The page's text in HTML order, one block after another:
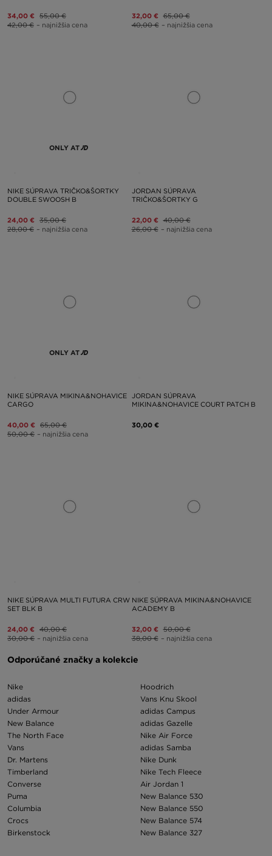
34,00 € 55,00 €
42,00 € – najnižšia cena
32,00 € 65,00 €
40,00 € – najnižšia cena
ONLY AT
NIKE SÚPRAVA TRIČKO&ŠORTKY
DOUBLE SWOOSH B
24,00 € 35,00 €
28,00 € – najnižšia cena
JORDAN SÚPRAVA
TRIČKO&ŠORTKY G
22,00 € 40,00 €
26,00 € – najnižšia cena
ONLY AT
NIKE SÚPRAVA MIKINA&NOHAVICE
CARGO
40,00 € 65,00 €
50,00 € – najnižšia cena
JORDAN SÚPRAVA
MIKINA&NOHAVICE COURT PATCH B
30,00 €
NIKE SÚPRAVA MULTI FUTURA CRW
SET BLK B
24,00 € 40,00 €
30,00 € – najnižšia cena
NIKE SÚPRAVA MIKINA&NOHAVICE
ACADEMY B
32,00 € 50,00 €
38,00 € – najnižšia cena
Odporúčané značky a kolekcie
Nike
adidas
Under Armour
New Balance
The North Face
Vans
Dr. Martens
Timberland
Converse
Puma
Columbia
Crocs
Birkenstock
Hoodrich
Vans Knu Skool
adidas Campus
adidas Gazelle
Nike Air Force
adidas Samba
Nike Dunk
Nike Tech Fleece
Air Jordan 1
New Balance 530
New Balance 550
New Balance 574
New Balance 327